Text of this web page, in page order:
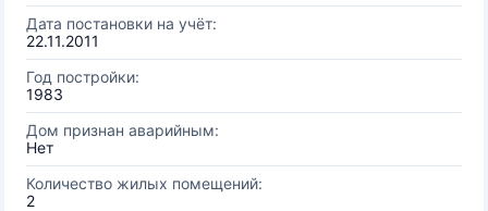
Дата постановки на учёт:
22.11.2011
Год постройки:
1983
Дом признан аварийным:
Нет
Количество жилых помещений:
2